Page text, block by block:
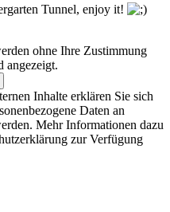
Tunnel, enjoy it!
ohne Ihre Zustimmung
angezeigt.
Inhalte erklären Sie sich
Daten an
Mehr Informationen dazu
zur Verfügung